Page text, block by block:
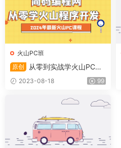
火山PC班
原创
从零到实战学火山PC程
序开发(2024年)
2023-08-18 99